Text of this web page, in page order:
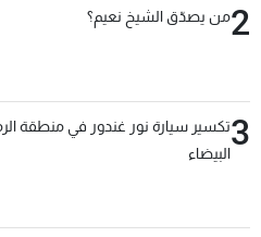
2من يصدّق الشيخ نعيم؟
3تكسير سيارة نور غندور في منطقة
البيضاء